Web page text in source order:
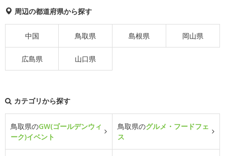
周辺の都道府県から探す
中国 鳥取県 島根県 岡山県
広島県 山口県
カテゴリから探す
鳥取県のGW(ゴールデンウィ
ーク)イベント
鳥取県のグルメ・フードフェ
ス